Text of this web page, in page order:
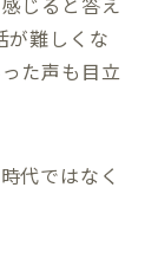
が難しくな
た声も目立
代ではなく